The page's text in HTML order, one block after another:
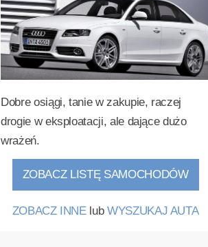
Dobre osiągi, tanie w zakupie, raczej
drogie w eksploatacji, ale dające dużo
wrażeń.
ZOBACZ LISTĘ SAMOCHODÓW
ZOBACZ INNElub WYSZUKAJ AUTA